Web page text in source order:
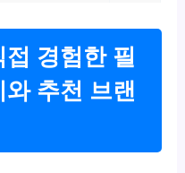
경험한 필
추천 브랜